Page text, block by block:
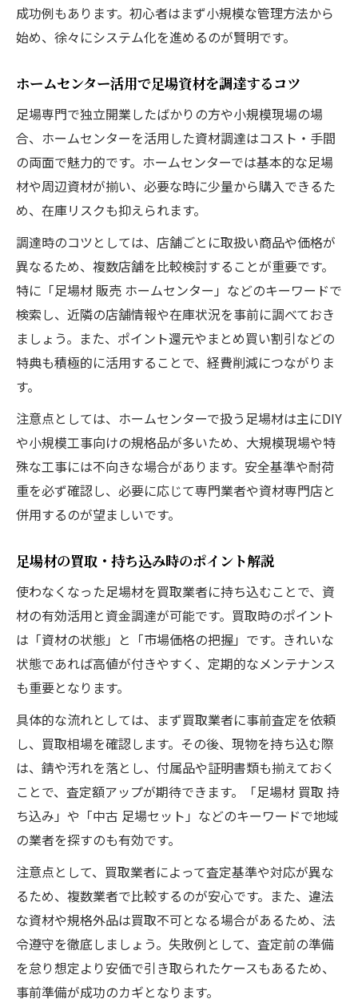
成功例もあります。初心者はまず小規模な管理方法から
始め、徐々にシステム化を進めるのが賢明です。
ホームセンター活用で足場資材を調達するコツ
足場専門で独立開業したばかりの方や小規模現場の場
合、ホームセンターを活用した資材調達はコスト・手間
の両面で魅力的です。ホームセンターでは基本的な足場
材や周辺資材が揃い、必要な時に少量から購入できるた
め、在庫リスクも抑えられます。
調達時のコツとしては、店舗ごとに取扱い商品や価格が
異なるため、複数店舗を比較検討することが重要です。
特に「足場材 販売 ホームセンター」などのキーワードで
検索し、近隣の店舗情報や在庫状況を事前に調べておき
ましょう。また、ポイント還元やまとめ買い割引などの
特典も積極的に活用することで、経費削減につながりま
す。
注意点としては、ホームセンターで扱う足場材は主にDIY
や小規模工事向けの規格品が多いため、大規模現場や特
殊な工事には不向きな場合があります。安全基準や耐荷
重を必ず確認し、必要に応じて専門業者や資材専門店と
併用するのが望ましいです。
足場材の買取・持ち込み時のポイント解説
使わなくなった足場材を買取業者に持ち込むことで、資
材の有効活用と資金調達が可能です。買取時のポイント
は「資材の状態」と「市場価格の把握」です。きれいな
状態であれば高値が付きやすく、定期的なメンテナンス
も重要となります。
具体的な流れとしては、まず買取業者に事前査定を依頼
し、買取相場を確認します。その後、現物を持ち込む際
は、錆や汚れを落とし、付属品や証明書類も揃えておく
ことで、査定額アップが期待できます。「足場材 買取 持
ち込み」や「中古 足場セット」などのキーワードで地域
の業者を探すのも有効です。
注意点として、買取業者によって査定基準や対応が異な
るため、複数業者で比較するのが安心です。また、違法
な資材や規格外品は買取不可となる場合があるため、法
令遵守を徹底しましょう。失敗例として、査定前の準備
を怠り想定より安価で引き取られたケースもあるため、
事前準備が成功のカギとなります。